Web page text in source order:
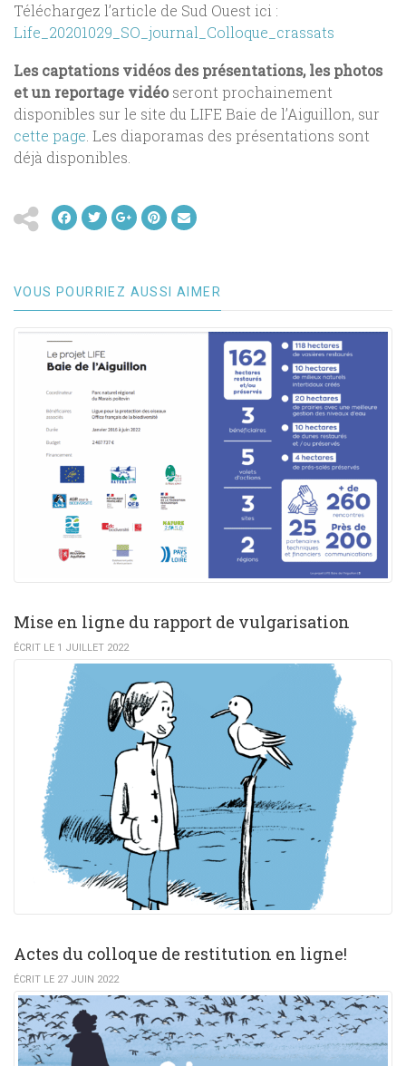
Téléchargez l’article de Sud Ouest ici :
Life_20201029_SO_journal_Colloque_crassats
Les captations vidéos des présentations, les photos
et un reportage vidéoseront prochainement
disponibles sur le site du LIFE Baie de l’Aiguillon, sur
cette page. Les diaporamas des présentations sont
déjà disponibles.
VOUS POURRIEZ AUSSI AIMER
Mise en ligne du rapport de vulgarisation
ÉCRIT LE 1 JUILLET 2022
Actes du colloque de restitution en ligne!
ÉCRIT LE 27 JUIN 2022